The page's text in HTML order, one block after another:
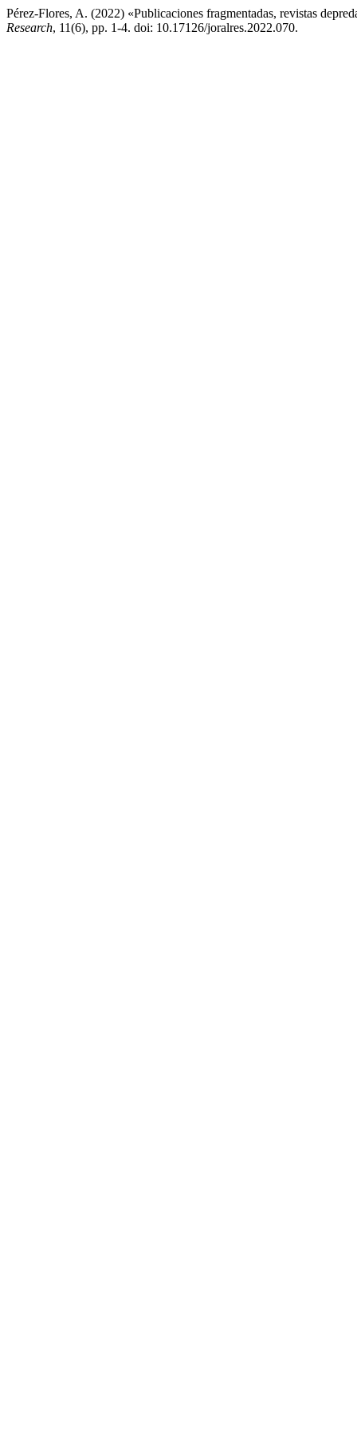
Pérez-Flores, A. (2022) «Publicaciones fragmentadas, revistas
Research, 11(6), pp. 1-4. doi: 10.17126/joralres.2022.070.